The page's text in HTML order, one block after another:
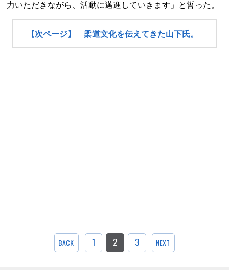
力いただきながら、活動に邁進していきます」と誓った。
【次ページ】 柔道文化を伝えてきた山下氏。
BACK 1 2 3 NEXT